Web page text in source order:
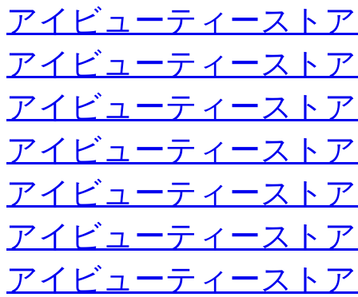
アイビューティースト
アイビューティースト
アイビューティースト
アイビューティースト
アイビューティースト
アイビューティースト
アイビューティースト